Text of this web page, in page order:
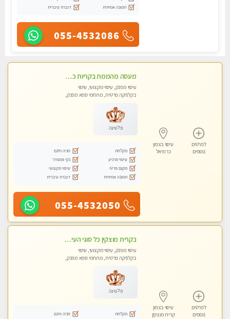
תמונה אמיתית
דוברת עיברית
055-4532086
לפרטים
נוספים
עיסוי בצפון
כרמיאל
מעסה מהממת בקריות כל סוגי העיסויים מעסה מקצועית ואיכותית פרטי!!!
עיסוי מפנק, עיסוי מקצועי, עיסוי
בקלניקה פרטית, מתחמי ספא מפנק,
פלטינה
מקלחת
חניה חינם
עיסוי מרגיע
נקי ומסודר
מקום פרטי
עיסוי מקצועי
תמונה אמיתית
דוברת עיברית
055-4532050
לפרטים
נוספים
עיסוי בצפון
קרית מוצקין
בקרית מוצקין כל סוגי העיסויים מעסה מקצועית ואיכותית פרטי!!!
עיסוי מפנק, עיסוי מקצועי, עיסוי
בקלניקה פרטית, מתחמי ספא מפנק,
פלטינה
מקלחת
חניה חינם